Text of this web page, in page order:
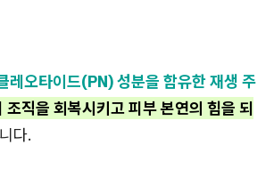
레오타이드(PN) 성분을 함유한 재생 주
조직을 회복시키고 피부 본연의 힘을 되
다.